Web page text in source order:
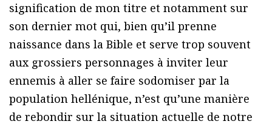
signification de mon titre et notamment sur
son dernier mot qui, bien qu’il prenne
naissance dans la Bible et serve trop souvent
aux grossiers personnages à inviter leur
ennemis à aller se faire sodomiser par la
population hellénique, n’est qu’une manière
de rebondir sur la situation actuelle de notre